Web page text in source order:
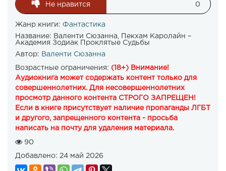
Не нравится 0
Жанр книги: Фантастика
Название: Валенти Сюзанна, Пекхам Каролайн –
Академия Зодиак Проклятые Судьбы
Автор: Валенти Сюзанна
Возрастные ограничения: (18+) Внимание!
Аудиокнига может содержать контент только для
совершеннолетних. Для несовершеннолетних
просмотр данного контента СТРОГО ЗАПРЕЩЕН!
Если в книге присутствует наличие пропаганды ЛГБТ
и другого, запрещенного контента - просьба
написать на почту для удаления материала.
90
Добавлено: 24 май 2026